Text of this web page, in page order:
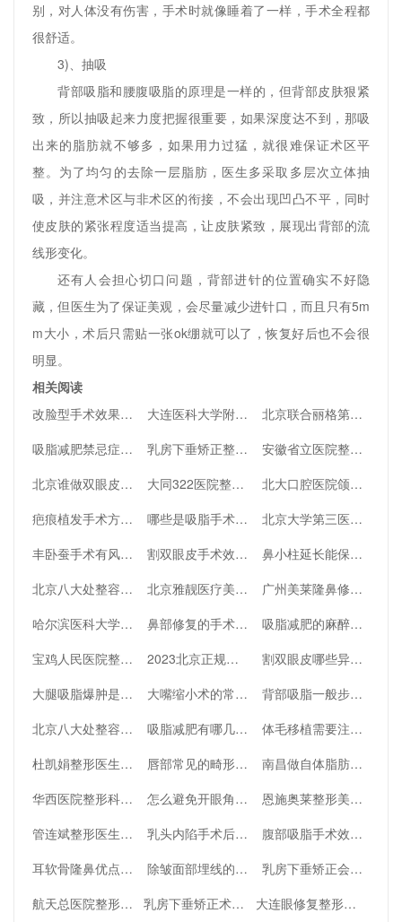
别，对人体没有伤害，手术时就像睡着了一样，手术全程都
很舒适。
3)、抽吸
背部吸脂和腰腹吸脂的原理是一样的，但背部皮肤狠紧
致，所以抽吸起来力度把握很重要，如果深度达不到，那吸
出来的脂肪就不够多，如果用力过猛，就很难保证术区平
整。为了均匀的去除一层脂肪，医生多采取多层次立体抽
吸，并注意术区与非术区的衔接，不会出现凹凸不平，同时
使皮肤的紧张程度适当提高，让皮肤紧致，展现出背部的流
线形变化。
还有人会担心切口问题，背部进针的位置确实不好隐
藏，但医生为了保证美观，会尽量减少进针口，而且只有5m
m大小，术后只需贴一张ok绷就可以了，恢复好后也不会很
明显。
相关阅读
改脸型手术效果如何？
大连医科大学附属第一医院双眼皮修复怎么样，附双眼皮修复案例
北京联合丽格第一医院，一家给明星做整形的医院
吸脂减肥禁忌症有哪些？
乳房下垂矫正整形手术的适应症和禁忌症
安徽省立医院整形科技术怎么样，附医生详情
北京谁做双眼皮修复好？附王太玲医生案例
大同322医院整形美容口碑怎么样，附医生简历+隆鼻案例
北大口腔医院颌面外科谁比较厉害，深入了解一下
疤痕植发手术方法有哪些？
哪些是吸脂手术的有效部位呢
北京大学第三医院整形科怎么样？附2023更新价格表一览
丰卧蚕手术有风险吗
割双眼皮手术效果如何
鼻小柱延长能保持多久手术的过程
北京八大处整容医院口碑好不好？医院详情介绍来了
北京雅靓医疗美容吸脂如何？口碑评测人气医生-附近期效果图
广州美莱隆鼻修复好不好
哈尔滨医科大学附属肿瘤医院整形科有哪些医生
鼻部修复的手术过程你了解吗
吸脂减肥的麻醉选择及术后护理
宝鸡人民医院整形美容科割双眼皮效果怎么样？深入扒一扒
2023北京正规的祛眼袋医院推荐，深入了解一下
割双眼皮哪些异常情况需要修复
大腿吸脂爆肿是医生打肿胀液的缘故吗-深入了解一下
大嘴缩小术的常见问题
背部吸脂一般步骤是什么
北京八大处整容医院实力怎么样？医院医生详细介绍如下
吸脂减肥有哪几种麻醉方式
体毛移植需要注意哪些事项？
杜凯娟整形医生简介及坐诊太原时光整形美容医院介绍，快来看看吧
唇部常见的畸形唇部有哪些
南昌做自体脂肪隆胸好的医生介绍，深入了解一下
华西医院整形科激光溶脂靠谱吗
怎么避免开眼角术后留下疤痕
恩施奥莱整形美容门诊部怎么样？快来看看吧
管连斌整形医生怎么样？技术擅长_评价
乳头内陷手术后的正确护理
腹部吸脂手术效果好不好
耳软骨隆鼻优点及注意事项有哪些
除皱面部埋线的利弊了解一下
乳房下垂矫正会对身体有影响吗
航天总医院整形科室怎么样
乳房下垂矫正术采用全身麻醉吗
大连眼修复整形医生刘志刚在哪个医院，深入了解一下